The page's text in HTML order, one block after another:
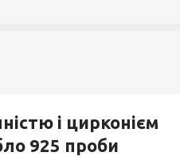
і цирконієм
925 проби